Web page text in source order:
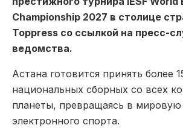
Championship 2027 в столице
Toppress со ссылкой на пресс-
ведомства.
Астана готовится принять более
национальных сборных со всех
планеты, превращаясь в мировую
электронного спорта.